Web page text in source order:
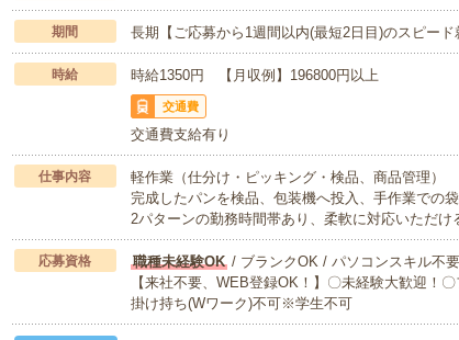
期間 長期【ご応募から1週間以内(最短2日目)のスピード
時給 時給1350円 【月収例】196800円以上
交通費
交通費支給有り
仕事内容
軽作業（仕分け・ピッキング・検品、商品管理）
完成したパンを検品、包装機へ投入、手作業での
2パターンの勤務時間帯あり、柔軟に対応いただ
応募資格 職種未経験OK/ ブランクOK / パソコンスキル不
【来社不要、WEB登録OK！】〇未経験大歓迎
掛け持ち(Wワーク)不可※学生不可